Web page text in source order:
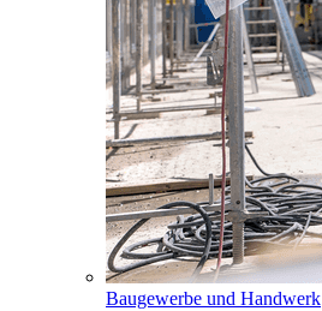
Baugewerbe und Handwerk